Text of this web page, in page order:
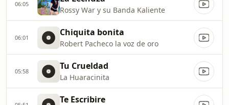
06:05
Rossy War y su Banda Kaliente
06:01 Chiquita bonita
Robert Pacheco la voz de oro
05:58 Tu Crueldad
La Huaracinita
Te Escribire